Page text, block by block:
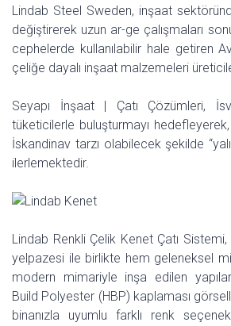
Lindab Steel Sweden, inşaat
değiştirerek uzun ar-ge çalışmaları
cephelerde kullanılabilir hale getiren
çeliğe dayalı inşaat malzemeleri
Seyapı İnşaat | Çatı Çözümleri,
tüketicilerle buluşturmayı
İskandinav tarzı olabilecek şekilde
ilerlemektedir.
Lindab Renkli Çelik Kenet Çatı
yelpazesi ile birlikte hem geleneksel
modern mimariyle inşa edilen
Build Polyester (HBP) kaplaması
binanızla uyumlu farklı renk